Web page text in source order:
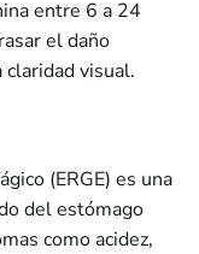
entre 6 a 24
el daño
claridad visual.
(ERGE) es una
del estómago
como acidez,